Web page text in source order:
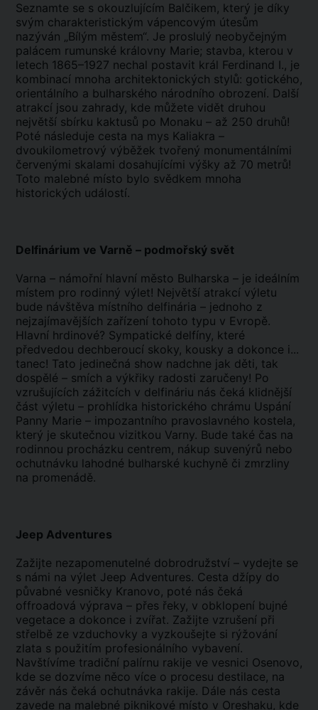
Seznamte se s okouzlujícím Balčikem, který je díky
svým charakteristickým vápencovým útesům
nazýván „Bílým městem“. Je proslulý neobyčejným
palácem rumunské královny Marie; stavba, kterou v
letech 1865–1927 nechal postavit král Ferdinand I., je
kombinací mnoha architektonických stylů: gotického,
orientálního a bulharského národního obrození. Další
atrakcí jsou zahrady, kde můžete vidět druhou
největší sbírku kaktusů po Monaku – až 250 druhů!
Poté následuje cesta na mys Kaliakra –
dvoukilometrový výběžek tvořený monumentálními
červenými skalami dosahujícími výšky až 70 metrů!
Toto malebné místo bylo svědkem mnoha
historických událostí.
Delfinárium ve Varně – podmořský svět
Varna – námořní hlavní město Bulharska – je ideálním
místem pro rodinný výlet! Největší atrakcí výletu
bude návštěva místního delfinária – jednoho z
nejzajímavějších zařízení tohoto typu v Evropě.
Hlavní hrdinové? Sympatické delfíny, které
předvedou dechberoucí skoky, kousky a dokonce i...
tanec! Tato jedinečná show nadchne jak děti, tak
dospělé – smích a výkřiky radosti zaručeny! Po
vzrušujících zážitcích v delfináriu nás čeká klidnější
část výletu – prohlídka historického chrámu Uspání
Panny Marie – impozantního pravoslavného kostela,
který je skutečnou vizitkou Varny. Bude také čas na
rodinnou procházku centrem, nákup suvenýrů nebo
ochutnávku lahodné bulharské kuchyně či zmrzliny
na promenádě.
Jeep Adventures
Zažijte nezapomenutelné dobrodružství – vydejte se
s námi na výlet Jeep Adventures. Cesta džípy do
půvabné vesničky Kranovo, poté nás čeká
offroadová výprava – přes řeky, v obklopení bujné
vegetace a dokonce i zvířat. Zažijte vzrušení při
střelbě ze vzduchovky a vyzkoušejte si rýžování
zlata s použitím profesionálního vybavení.
Navštívíme tradiční palírnu rakije ve vesnici Osenovo,
kde se dozvíme něco více o procesu destilace, na
závěr nás čeká ochutnávka rakije. Dále nás cesta
zavede na malebné piknikové místo v Oreshaku, kde